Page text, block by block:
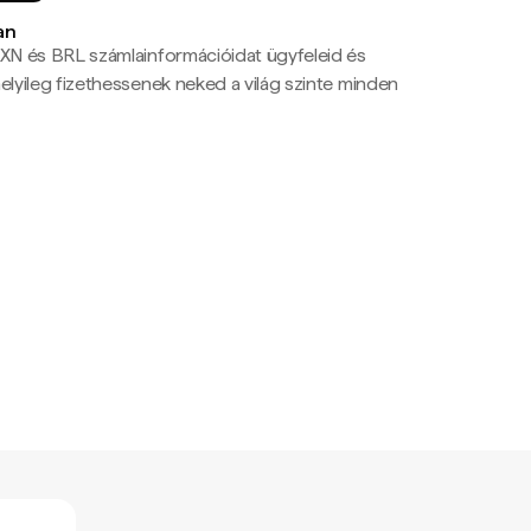
és BRL számlainformációidat ügyfeleid és
fizethessenek neked a világ szinte minden